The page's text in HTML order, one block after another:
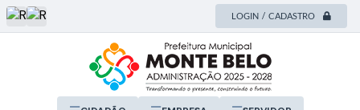
LOGIN / CADASTRO